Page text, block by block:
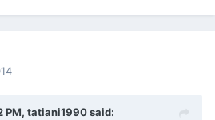
PM, tatiani1990 said: